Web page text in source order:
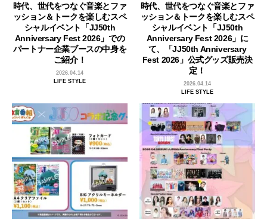
時代、世代をつなぐ音楽とファ
ッション＆トークを楽しむスペ
シャルイベント「JJ50th
Anniversary Fest 2026」での
パートナー企業ブースの中身を
ご紹介！
2026.04.14
LIFE STYLE
時代、世代をつなぐ音楽とファ
ッション＆トークを楽しむスペ
シャルイベント「JJ50th
Anniversary Fest 2026」に
て、「JJ50th Anniversary
Fest 2026」公式グッズ販売決
定！
2026.04.14
LIFE STYLE